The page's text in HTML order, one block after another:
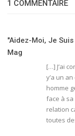
1 COMMENTAIRE
"Aidez-Moi, Je
Mag
[…] J’ai
y’a un
homme
face à
relation
toutes